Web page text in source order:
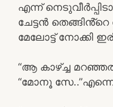
എന്ന്
ചേട്ടൻ
മേലോട്ട് നോക്കി
“ആ കാഴ്ച്ച
“മോനൂ